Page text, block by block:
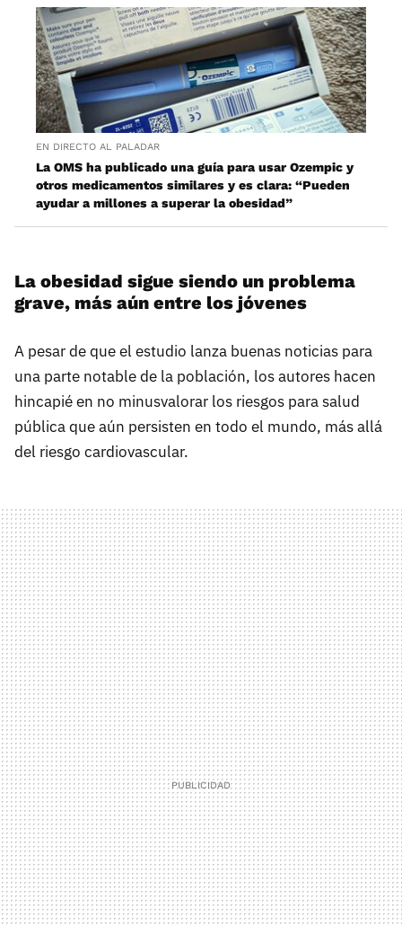
EN DIRECTO AL PALADAR
La OMS ha publicado una guía para usar Ozempic y
otros medicamentos similares y es clara: “Pueden
ayudar a millones a superar la obesidad”
La obesidad sigue siendo un problema
grave, más aún entre los jóvenes
A pesar de que el estudio lanza buenas noticias para
una parte notable de la población, los autores hacen
hincapié en no minusvalorar los riesgos para salud
pública que aún persisten en todo el mundo, más allá
del riesgo cardiovascular.